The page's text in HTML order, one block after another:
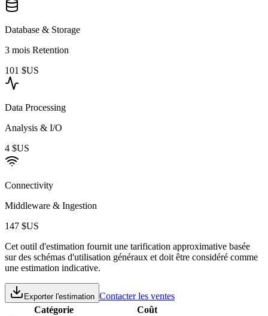
Database & Storage
3 mois Retention
101 $US
Data Processing
Analysis & I/O
4 $US
Connectivity
Middleware & Ingestion
147 $US
Cet outil d'estimation fournit une tarification approximative basée
sur des schémas d'utilisation généraux et doit être considéré comme
une estimation indicative.
Exporter l'estimation Contacter les ventes
Catégorie
Coût